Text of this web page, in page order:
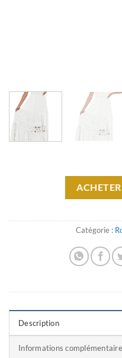
Catégorie :
Description
Informations